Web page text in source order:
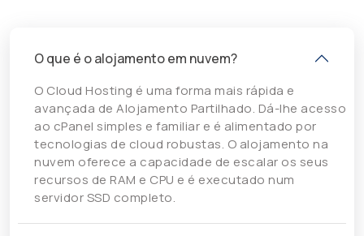
O que é o alojamento em nuvem?
O Cloud Hosting é uma forma mais rápida e
avançada de Alojamento Partilhado. Dá-lhe acesso
ao cPanel simples e familiar e é alimentado por
tecnologias de cloud robustas. O alojamento na
nuvem oferece a capacidade de escalar os seus
recursos de RAM e CPU e é executado num
servidor SSD completo.